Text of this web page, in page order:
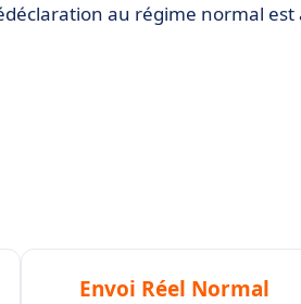
au régime normal est
Envoi Réel Normal